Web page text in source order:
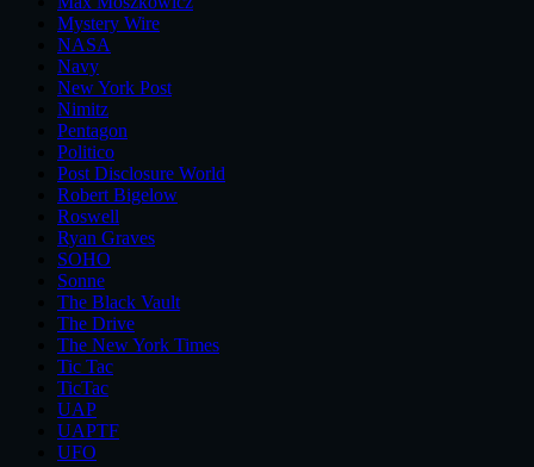
Mystery Wire
NASA
Navy
New York Post
Nimitz
Pentagon
Politico
Post Disclosure World
Robert Bigelow
Roswell
Ryan Graves
SOHO
Sonne
The Black Vault
The Drive
The New York Times
Tic Tac
TicTac
UAP
UAPTF
UFO